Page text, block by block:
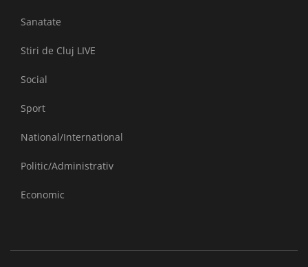
Sanatate
Stiri de Cluj LIVE
Social
Sport
National/International
Politic/Administrativ
Economic